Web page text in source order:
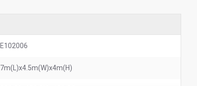
E102006
7m(L)x4.5m(W)x4m(H)